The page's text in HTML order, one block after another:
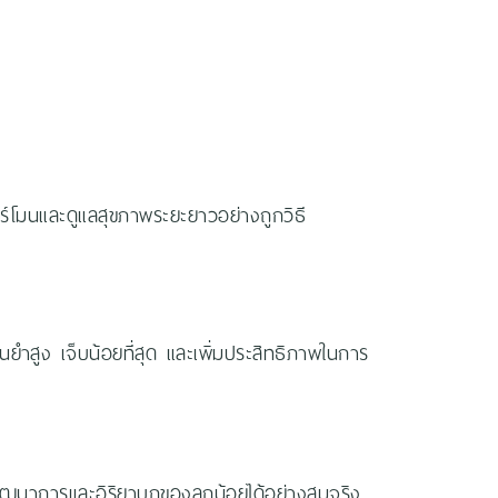
นและดูแลสุขภาพระยะยาวอย่างถูกวิธี
ำสูง เจ็บน้อยที่สุด และเพิ่มประสิทธิภาพในการ